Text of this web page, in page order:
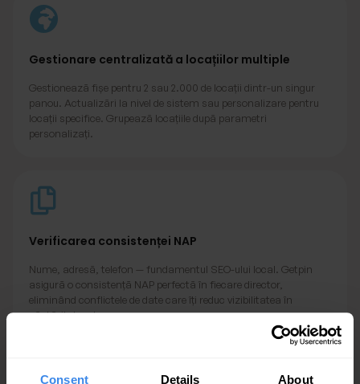
Consent Details About
Gestionare centralizată a locațiilor multiple
Gestionează fișe pentru 2 sau 2.000 de locații dintr-un singur
panou. Actualizări la nivel de sistem sau personalizare pentru
locații specifice. Grupează locațiile după parametri
personalizați.
Verificarea consistenței NAP
Nume, adresă, telefon — fundamentul SEO-ului local. Getpin
asigură o consistență NAP perfectă în fiecare director,
eliminând conflictele de date care îți reduc vizibilitatea în
căutările locale.